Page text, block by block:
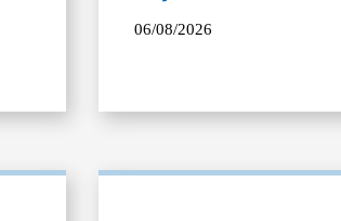
06/08/2026